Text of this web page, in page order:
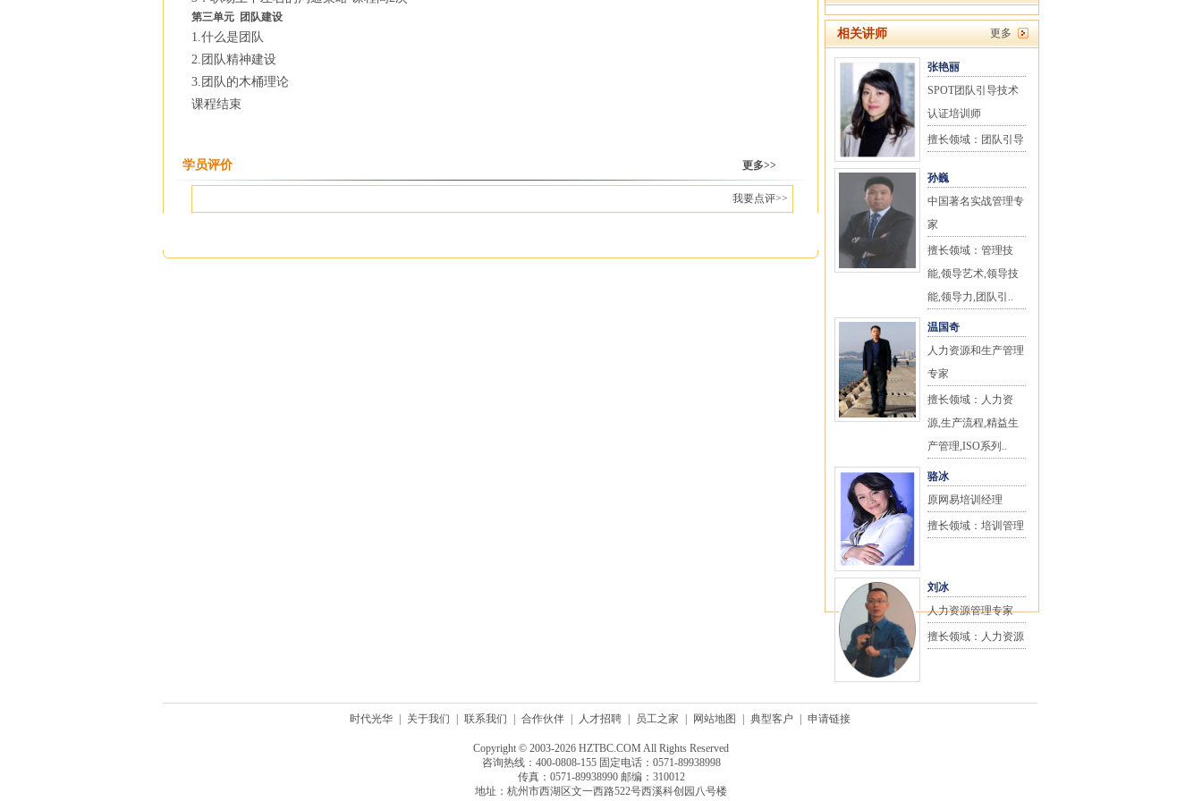
第三单元 团队建设
1.什么是团队
2.团队精神建设
3.团队的木桶理论
课程结束
学员评价 更多>>
我要点评>>
相关讲师 更多
张艳丽
SPOT团队引导技术
认证培训师
擅长领域：团队引导
孙巍
中国著名实战管理专
家
擅长领域：管理技
能,领导艺术,领导技
能,领导力,团队引..
温国奇
人力资源和生产管理
专家
擅长领域：人力资
源,生产流程,精益生
产管理,ISO系列..
骆冰
原网易培训经理
擅长领域：培训管理
刘冰
人力资源管理专家
擅长领域：人力资源
时代光华 关于我们 联系我们 合作伙伴 人才招聘 员工之家 网站地图 典型客户 申请链接
Copyright © 2003-2026 HZTBC.COM All Rights Reserved
咨询热线：400-0808-155 固定电话：0571-89938998
传真：0571-89938990 邮编：310012
地址：杭州市西湖区文一西路522号西溪科创园八号楼